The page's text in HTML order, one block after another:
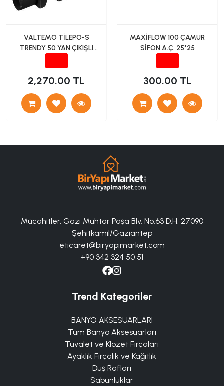
VALTEMO TİLEPO-S
TRENDY 50 YAN ÇIKIŞLI
SÜZGECİ 15*15
2,270.00 TL
MAXİFLOW 100 ÇAMUR
SİFON A.Ç. 25*25
300.00 TL
Mücahitler, Gazi Muhtar Paşa Blv. No:63 D:H, 27090
Şehitkamil/Gaziantep
eticaret@biryapimarket.com
+90 342 324 50 51
Trend Kategoriler
BANYO AKSESUARLARI
Tüm Banyo Aksesuarları
Tuvalet ve Klozet Fırçaları
Ayaklık Fırçalık ve Kağıtlık
Duş Rafları
Sabunluklar